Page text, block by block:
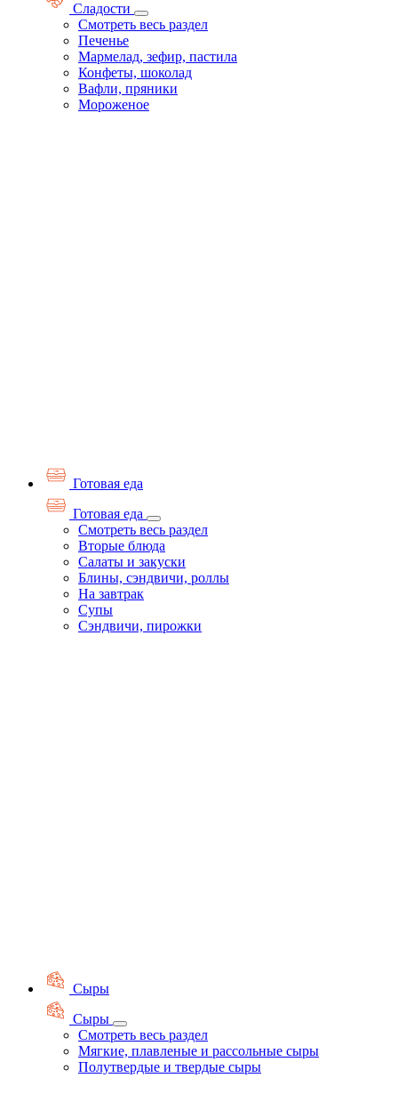
Сладости
Смотреть весь раздел
Печенье
Мармелад, зефир, пастила
Конфеты, шоколад
Вафли, пряники
Мороженое
Готовая еда
Готовая еда
Смотреть весь раздел
Вторые блюда
Салаты и закуски
Блины, сэндвичи, роллы
На завтрак
Супы
Сэндвичи, пирожки
Сыры
Сыры
Смотреть весь раздел
Мягкие, плавленые и рассольные сыры
Полутвердые и твердые сыры